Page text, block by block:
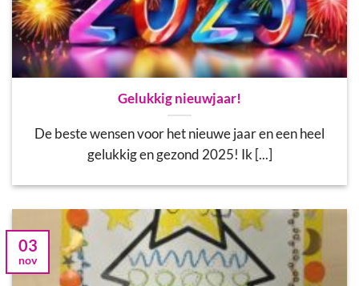
Gelukkig nieuwjaar!
De beste wensen voor het nieuwe jaar en een heel
gelukkig en gezond 2025! Ik [...]
03
nov